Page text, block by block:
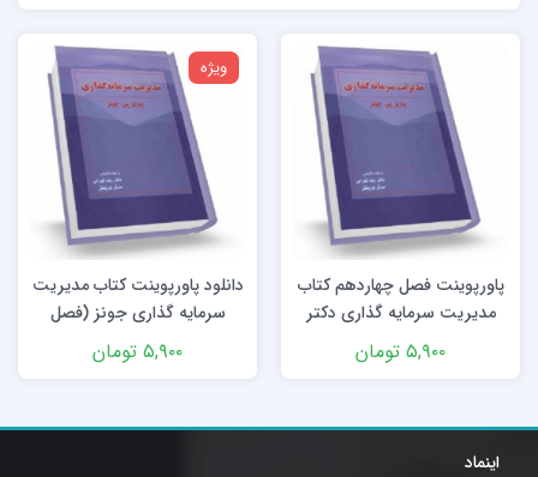
پاورپوینت فصل چهاردهم کتاب
مدیریت سرمایه گذاری دکتر
رضا تهرانی و عسکر نوربخش
۵,۹۰۰ تومان
ویژه
دانلود پاورپوینت کتاب مدیریت
سرمایه گذاری جونز (فصل
پنجم)۵,۹۰۰ تومان
اینماد